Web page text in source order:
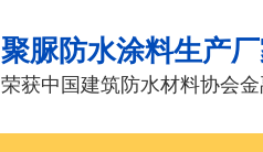
聚脲防水涂料生产
荣获中国建筑防水材料协会